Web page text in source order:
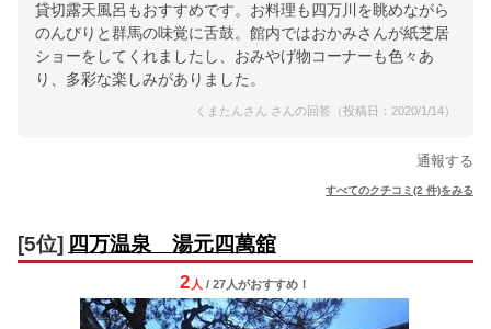
貸切露天風呂もおすすめです。お料理も四万川を眺めながら
のんびりと群馬の味覚に舌鼓。館内ではおかみさんが紙芝居
ショーをしてくれましたし、おみやげ物コーナーも色々あ
り、多彩な楽しみがありました。
くまたんさん さんの回答（投稿日：2020/1/14）
通報する
すべてのクチコミ(2 件)をみる
[5位] 四万温泉 湯元四萬舘
2 人 / 27人がおすすめ！